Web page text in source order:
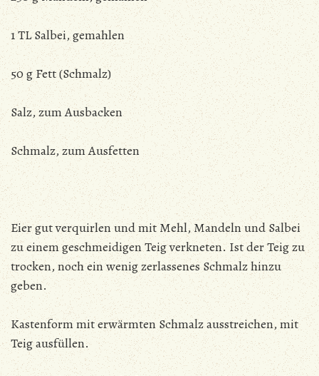
1 TL Salbei, gemahlen
50 g Fett (Schmalz)
Salz, zum Ausbacken
Schmalz, zum Ausfetten
Eier gut verquirlen und mit Mehl, Mandeln und Salbei
zu einem geschmeidigen Teig verkneten. Ist der Teig zu
trocken, noch ein wenig zerlassenes Schmalz hinzu
geben.
Kastenform mit erwärmten Schmalz ausstreichen, mit
Teig ausfüllen.